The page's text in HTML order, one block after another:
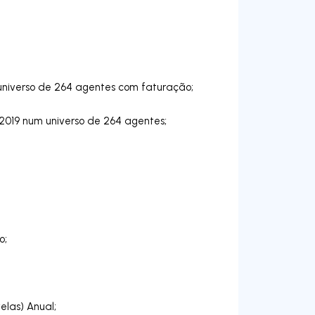
de 264 agentes com faturação;
num universo de 264 agentes;
Anual;